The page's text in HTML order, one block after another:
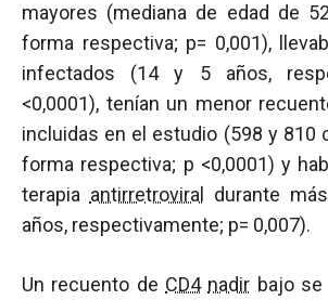
mayores (mediana de edad de
forma respectiva; p= 0,001),
infectados (14 y 5 años,
<0,0001), tenían un menor
incluidas en el estudio (598 y 810
forma respectiva; p <0,0001) y
terapia antirretroviral
durante
años, respectivamente; p= 0,007).
Un recuento de CD4 nadir bajo